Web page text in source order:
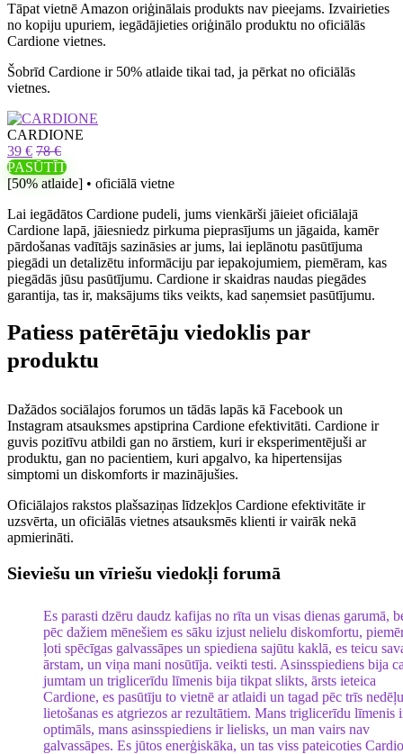
Tāpat vietnē Amazon oriģinālais produkts nav pieejams. Izvairieties
no kopiju upuriem, iegādājieties oriģinālo produktu no oficiālās
Cardione vietnes.
Šobrīd Cardione ir 50% atlaide tikai tad, ja pērkat no oficiālās
vietnes.
CARDIONE
39 € 78 €
PASŪTĪT
[50% atlaide] • oficiālā vietne
Lai iegādātos Cardione pudeli, jums vienkārši jāieiet oficiālajā
Cardione lapā, jāiesniedz pirkuma pieprasījums un jāgaida, kamēr
pārdošanas vadītājs sazināsies ar jums, lai ieplānotu pasūtījuma
piegādi un detalizētu informāciju par iepakojumiem, piemēram, kas
piegādās jūsu pasūtījumu. Cardione ir skaidras naudas piegādes
garantija, tas ir, maksājums tiks veikts, kad saņemsiet pasūtījumu.
Patiess patērētāju viedoklis par
produktu
Dažādos sociālajos forumos un tādās lapās kā Facebook un
Instagram atsauksmes apstiprina Cardione efektivitāti. Cardione ir
guvis pozitīvu atbildi gan no ārstiem, kuri ir eksperimentējuši ar
produktu, gan no pacientiem, kuri apgalvo, ka hipertensijas
simptomi un diskomforts ir mazinājušies.
Oficiālajos rakstos plašsaziņas līdzekļos Cardione efektivitāte ir
uzsvērta, un oficiālās vietnes atsauksmēs klienti ir vairāk nekā
apmierināti.
Sieviešu un vīriešu viedokļi forumā
Es parasti dzēru daudz kafijas no rīta un visas dienas garumā,
pēc dažiem mēnešiem es sāku izjust nelielu diskomfortu,
ļoti spēcīgas galvassāpes un spiediena sajūtu kaklā, es teicu
ārstam, un viņa mani nosūtīja. veikti testi. Asinsspiediens bija
jumtam un triglicerīdu līmenis bija tikpat slikts, ārsts ieteica
Cardione, es pasūtīju to vietnē ar atlaidi un tagad pēc trīs nedēļu
lietošanas es atgriezos ar rezultātiem. Mans triglicerīdu līmenis
optimāls, mans asinsspiediens ir lielisks, un man vairs nav
galvassāpes. Es jūtos enerģiskāka, un tas viss pateicoties